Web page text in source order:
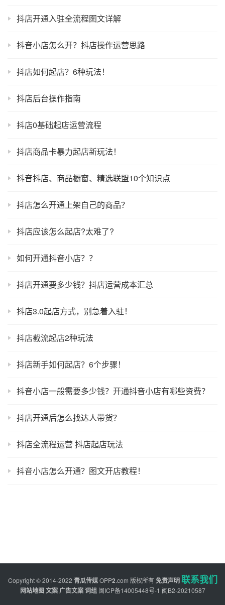
抖店开通入驻全流程图文详解
抖音小店怎么开？抖店操作运营思路
抖店如何起店？6种玩法！
抖店后台操作指南
抖店0基础起店运营流程
抖店商品卡暴力起店新玩法！
抖音抖店、商品橱窗、精选联盟10个知识点
抖店怎么开通上架自己的商品？
抖店应该怎么起店?太难了?
如何开通抖音小店？？
抖店开通要多少钱？抖店运营成本汇总
抖店3.0起店方式，别急着入驻！
抖店截流起店2种玩法
抖店新手如何起店？6个步骤！
抖音小店一般需要多少钱？开通抖音小店有哪些资费？
抖店开通后怎么找达人带货？
抖店全流程运营 抖店起店玩法
抖音小店怎么开通？图文开店教程！
Copyright © 2014-2022 青瓜传媒 OPP2.com 版权所有免责声明联系我们
网站地图文案广告文案词组 闽ICP备14005448号-1 闽B2-20210587